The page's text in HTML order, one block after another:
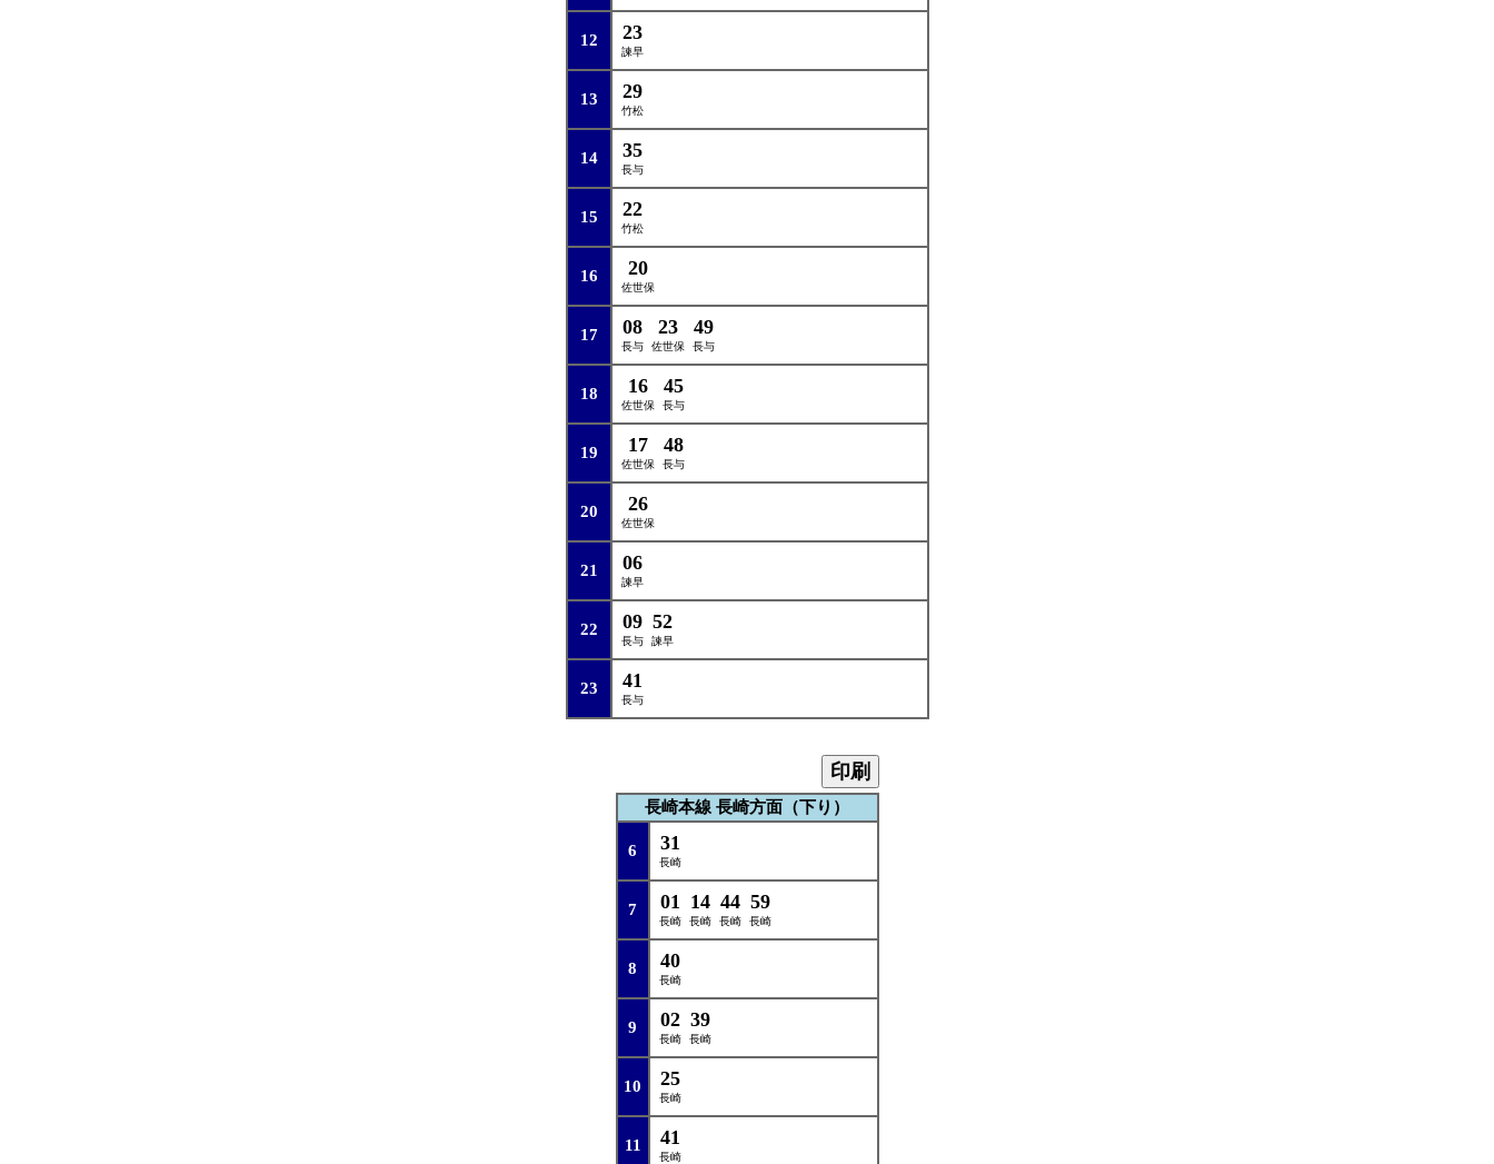
12 23
諫早
13 29
竹松
14 35
長与
15 22
竹松
16 20
佐世保
17 08
長与
23
佐世保
49
長与
18 16
佐世保
45
長与
19 17
佐世保
48
長与
20 26
佐世保
21 06
諫早
22 09
長与
52
諫早
23 41
長与
印刷
長崎本線 長崎方面（下り）
6 31
長崎
7 01
長崎
14
長崎
44
長崎
59
長崎
8 40
長崎
9 02
長崎
39
長崎
10 25
長崎
11 41
長崎